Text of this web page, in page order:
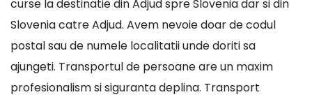
curse la destinatie din Adjud spre Slovenia dar si din
Slovenia catre Adjud. Avem nevoie doar de codul
postal sau de numele localitatii unde doriti sa
ajungeti. Transportul de persoane are un maxim
profesionalism si siguranta deplina. Transport